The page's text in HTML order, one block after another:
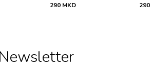
290 MKD 290
Newsletter